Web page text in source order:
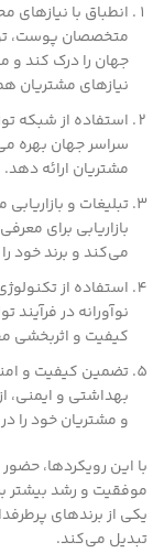
انطباق با نیازهای
متخصصان پوست،
جهان را درک کند و
نیازهای مشتریان
استفاده از شبکه
سراسر جهان بهره
مشتریان ارائه دهد.
تبلیغات و
بازاریابی برای
می‌کند و برند خود
استفاده از
نوآورانه در فرآیند
کیفیت و اثربخشی
تضمین کیفیت و
بهداشتی و
و مشتریان خود را
با این رویکردها، حضور
موفقیت و رشد بیشتر
یکی از برندهای
تبدیل می‌کند.